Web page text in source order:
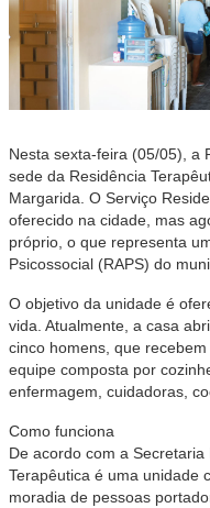
Nesta sexta-feira (05/05), a
sede da Residência
Margarida. O Serviço
oferecido na cidade, mas
próprio, o que representa
Psicossocial (RAPS) do
O objetivo da unidade é
vida. Atualmente, a casa
cinco homens, que
equipe composta por
enfermagem, cuidadoras,
Como funciona
De acordo com a
Terapêutica é uma unidade
moradia de pessoas